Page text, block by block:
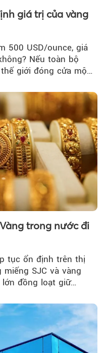
giá trị của vàng
500 USD/ounce, giá
Nếu toàn bộ
giới đóng cửa một
trong nước đi
tục ổn định trên thị
SJC và vàng
đồng loạt giữ